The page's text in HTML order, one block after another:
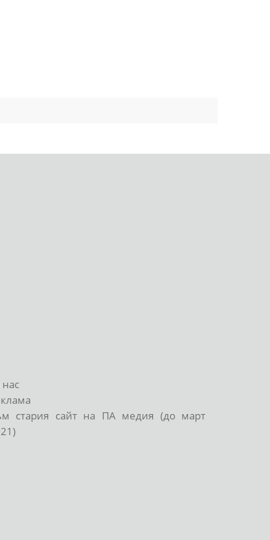
нас
стария сайт на ПА медия (до март